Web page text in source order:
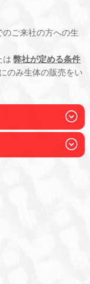
ご来社の方への生
は 弊社が定める条件
のみ生体の販売をい